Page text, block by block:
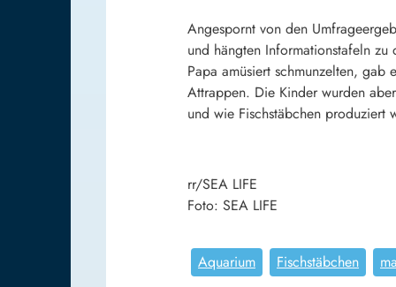
Angespornt von den
und hängten Informationstafeln
Papa amüsiert schmunzelten,
Attrappen. Die Kinder wurden
und wie Fischstäbchen produziert
rr/SEA LIFE
Foto: SEA LIFE
Aquarium Fischstäbchen